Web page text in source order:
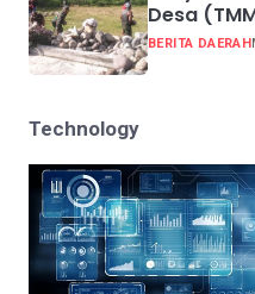
Desa
BERITA DAERAH
Technology